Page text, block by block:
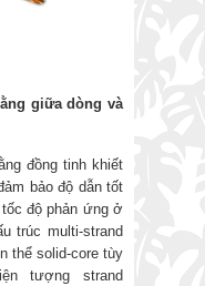
giữa dòng và
đồng tinh khiết
bảo độ dẫn tốt
độ phản ứng ở
trúc multi-strand
thể solid-core tùy
tượng strand